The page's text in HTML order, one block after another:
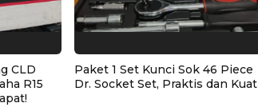
CLD
R15
Paket 1 Set Kunci Sok 46 Piece
Dr. Socket Set, Praktis dan Kuat